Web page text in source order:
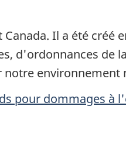
Il a été créé
d'ordonnances de
environnement
pour dommages à